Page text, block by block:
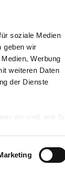
soziale Medien
geben wir
Werbung
weiteren Daten
der Dienste
wir sind, wie Sie